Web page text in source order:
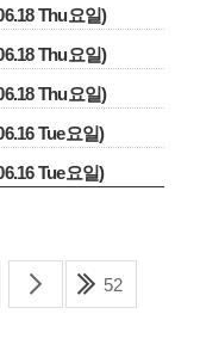
Thu요일)
Thu요일)
Thu요일)
Tue요일)
Tue요일)
52